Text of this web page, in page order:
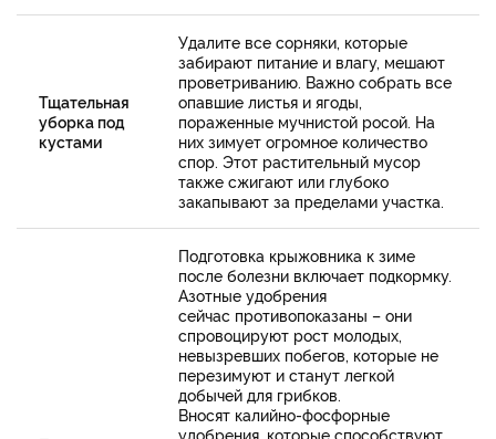
Тщательная
уборка под
кустами
Удалите все сорняки, которые
забирают питание и влагу, мешают
проветриванию. Важно собрать все
опавшие листья и ягоды,
пораженные мучнистой росой. На
них зимует огромное количество
спор. Этот растительный мусор
также сжигают или глубоко
закапывают за пределами участка.
Подготовка крыжовника к зиме
после болезни включает подкормку.
Азотные удобрения
сейчас противопоказаны – они
спровоцируют рост молодых,
невызревших побегов, которые не
перезимуют и станут легкой
добычей для грибков.
Вносят калийно-фосфорные
удобрения, которые способствуют